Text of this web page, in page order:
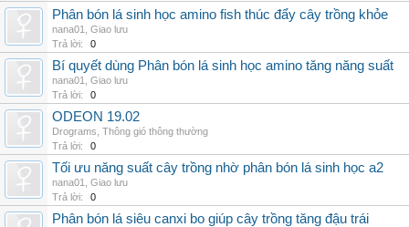
Phân bón lá sinh học amino fish thúc đẩy cây trồng khỏe
nana01
Giao lưu
Trả lời:
0
Bí quyết dùng Phân bón lá sinh học amino tăng năng suất
nana01
Giao lưu
Trả lời:
0
ODEON 19.02
Drograms Thông gió thông thường
Trả lời:
0
Tối ưu năng suất cây trồng nhờ phân bón lá sinh học a2
nana01
Giao lưu
Trả lời:
0
Phân bón lá siêu canxi bo giúp cây trồng tăng đậu trái